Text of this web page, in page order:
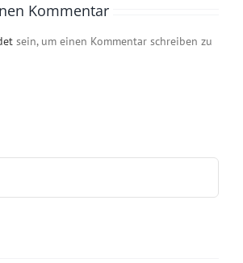
Kommentar
sein, um einen Kommentar schreiben zu